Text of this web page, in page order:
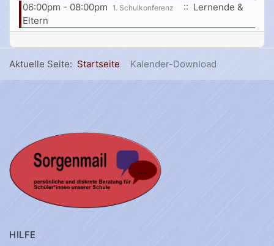
06:00pm - 08:00pm 1. Schulkonferenz
:: Lernende &
Eltern
Aktuelle Seite: Startseite Kalender-Download
HILFE